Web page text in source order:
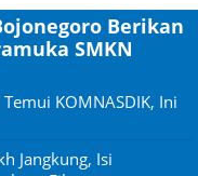
Berikan
SMKN
KOMNASDIK, Ini
Jangkung, Isi